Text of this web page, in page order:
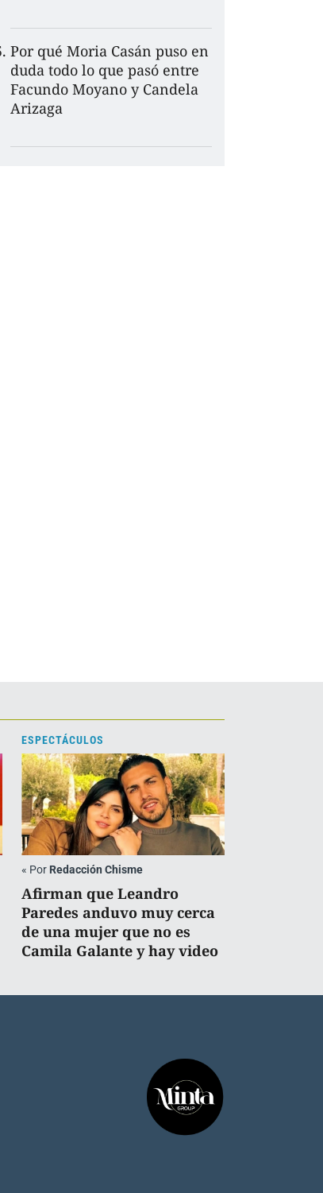
Por qué Moria Casán puso en
duda todo lo que pasó entre
Facundo Moyano y Candela
Arizaga
ESPECTÁCULOS
« Por Redacción Chisme
Afirman que Leandro
Paredes anduvo muy cerca
de una mujer que no es
Camila Galante y hay video